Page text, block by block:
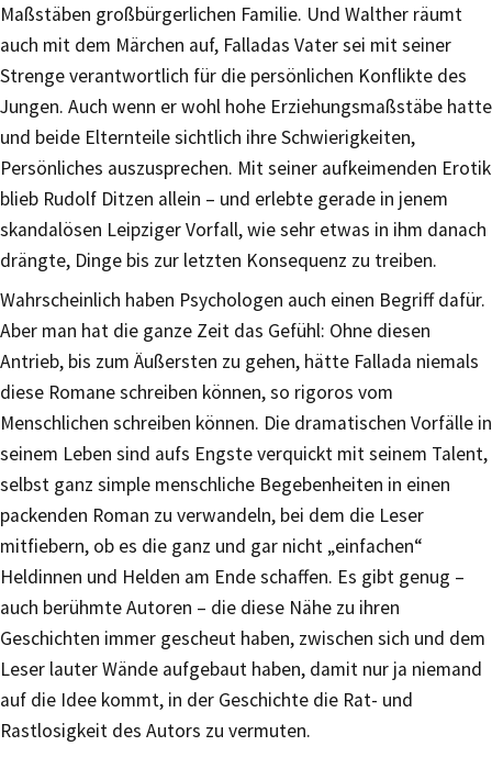
Maßstäben großbürgerlichen Familie. Und Walther räumt
auch mit dem Märchen auf, Falladas Vater sei mit seiner
Strenge verantwortlich für die persönlichen Konflikte des
Jungen. Auch wenn er wohl hohe Erziehungsmaßstäbe hatte
und beide Elternteile sichtlich ihre Schwierigkeiten,
Persönliches auszusprechen. Mit seiner aufkeimenden Erotik
blieb Rudolf Ditzen allein – und erlebte gerade in jenem
skandalösen Leipziger Vorfall, wie sehr etwas in ihm danach
drängte, Dinge bis zur letzten Konsequenz zu treiben.
Wahrscheinlich haben Psychologen auch einen Begriff dafür.
Aber man hat die ganze Zeit das Gefühl: Ohne diesen
Antrieb, bis zum Äußersten zu gehen, hätte Fallada niemals
diese Romane schreiben können, so rigoros vom
Menschlichen schreiben können. Die dramatischen Vorfälle in
seinem Leben sind aufs Engste verquickt mit seinem Talent,
selbst ganz simple menschliche Begebenheiten in einen
packenden Roman zu verwandeln, bei dem die Leser
mitfiebern, ob es die ganz und gar nicht „einfachen“
Heldinnen und Helden am Ende schaffen. Es gibt genug –
auch berühmte Autoren – die diese Nähe zu ihren
Geschichten immer gescheut haben, zwischen sich und dem
Leser lauter Wände aufgebaut haben, damit nur ja niemand
auf die Idee kommt, in der Geschichte die Rat- und
Rastlosigkeit des Autors zu vermuten.